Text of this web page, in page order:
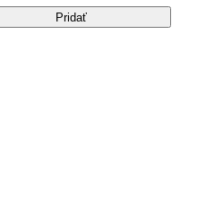
Pridať